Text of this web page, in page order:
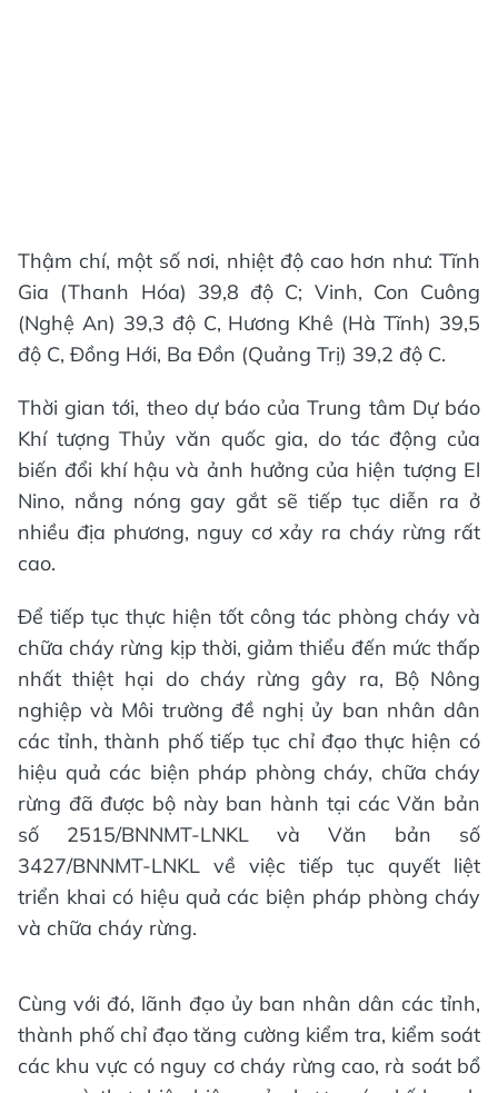
Thậm chí, một số nơi, nhiệt độ cao hơn như: Tĩnh
Gia (Thanh Hóa) 39,8 độ C; Vinh, Con Cuông
(Nghệ An) 39,3 độ C, Hương Khê (Hà Tĩnh) 39,5
độ C, Đồng Hới, Ba Đồn (Quảng Trị) 39,2 độ C.
Thời gian tới, theo dự báo của Trung tâm Dự báo
Khí tượng Thủy văn quốc gia, do tác động của
biến đổi khí hậu và ảnh hưởng của hiện tượng El
Nino, nắng nóng gay gắt sẽ tiếp tục diễn ra ở
nhiều địa phương, nguy cơ xảy ra cháy rừng rất
cao.
Để tiếp tục thực hiện tốt công tác phòng cháy và
chữa cháy rừng kịp thời, giảm thiểu đến mức thấp
nhất thiệt hại do cháy rừng gây ra, Bộ Nông
nghiệp và Môi trường đề nghị ủy ban nhân dân
các tỉnh, thành phố tiếp tục chỉ đạo thực hiện có
hiệu quả các biện pháp phòng cháy, chữa cháy
rừng đã được bộ này ban hành tại các Văn bản
số 2515/BNNMT-LNKL và Văn bản số
3427/BNNMT-LNKL về việc tiếp tục quyết liệt
triển khai có hiệu quả các biện pháp phòng cháy
và chữa cháy rừng.
Cùng với đó, lãnh đạo ủy ban nhân dân các tỉnh,
thành phố chỉ đạo tăng cường kiểm tra, kiểm soát
các khu vực có nguy cơ cháy rừng cao, rà soát bổ